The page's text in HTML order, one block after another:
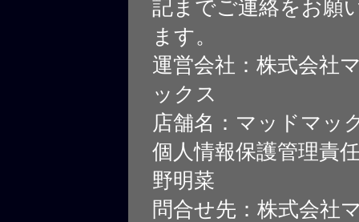
記までご連絡をお願
ます。
運営会社：株式会社
ックス
店舗名：マッドマッ
個人情報保護管理責
野明菜
問合せ先：株式会社